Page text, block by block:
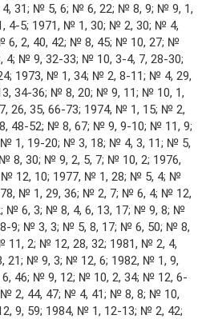
31; № 5, 6; № 6, 22; № 8, 9; № 9, 1,
4-5; 1971, № 1, 30; № 2, 30; № 4,
6, 2, 40, 42; № 8, 45; № 10, 27; №
4; № 9, 32-33; № 10, 3-4, 7, 28-30;
1973, № 1, 34; № 2, 8-11; № 4, 29,
34-36; № 8, 20; № 9, 11; № 10, 1,
26, 35, 66-73; 1974, № 1, 15; № 2,
48-52; № 8, 67; № 9, 9-10; № 11, 9;
1, 19-20; № 3, 18; № 4, 3, 11; № 5,
8, 30; № 9, 2, 5, 7; № 10, 2; 1976,
12, 10; 1977, № 1, 28; № 5, 4; №
№ 1, 29, 36; № 2, 7; № 6, 4; № 12,
№ 6, 3; № 8, 4, 6, 13, 17; № 9, 8; №
9; № 3, 3; № 5, 8, 17; № 6, 50; № 8,
11, 2; № 12, 28, 32; 1981, № 2, 4,
21; № 9, 3; № 12, 6; 1982, № 1, 9,
46; № 9, 12; № 10, 2, 34; № 12, 6-
2, 44, 47; № 4, 41; № 8, 8; № 10,
9, 59; 1984, № 1, 12-13; № 2, 42;